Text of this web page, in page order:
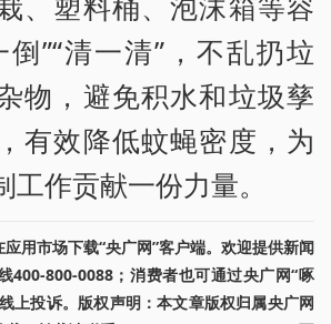
”“清一清”，不乱扔垃
物，避免积水和垃圾孳
有效降低蚊蝇密度，为
作贡献一份力量。
用市场下载“央广网”客户端。欢迎提供新闻
400-800-0088；消费者也可通过央广网“啄
上投诉。版权声明：本文章版权归属央广网